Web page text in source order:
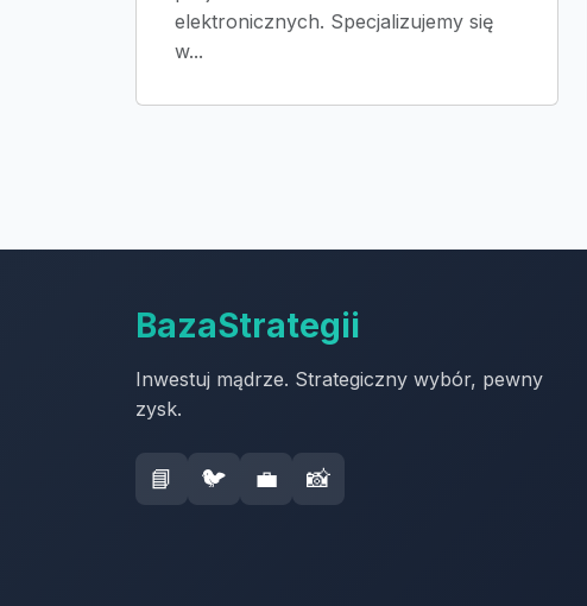
elektronicznych. Specjalizujemy się
w...
BazaStrategii
Inwestuj mądrze. Strategiczny wybór, pewny
zysk.
📘 🐦 💼 📸